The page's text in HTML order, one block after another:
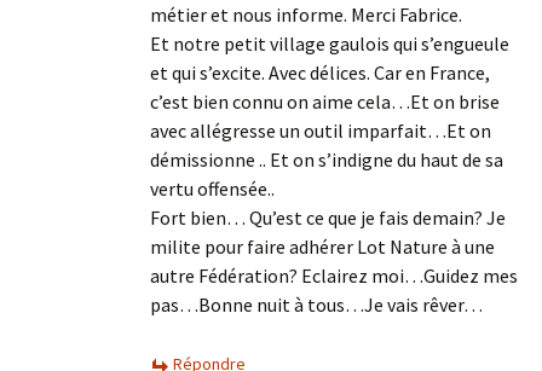
métier et nous informe. Merci Fabrice.
Et notre petit village gaulois qui s’engueule
et qui s’excite. Avec délices. Car en France,
c’est bien connu on aime cela…Et on brise
avec allégresse un outil imparfait…Et on
démissionne .. Et on s’indigne du haut de sa
vertu offensée..
Fort bien… Qu’est ce que je fais demain? Je
milite pour faire adhérer Lot Nature à une
autre Fédération? Eclairez moi…Guidez mes
pas…Bonne nuit à tous…Je vais rêver…
Répondre